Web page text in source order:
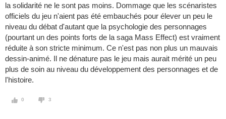
la solidarité ne le sont pas moins. Dommage que les scénaristes
officiels du jeu n'aient pas été embauchés pour élever un peu le
niveau du débat d'autant que la psychologie des personnages
(pourtant un des points forts de la saga Mass Effect) est vraiment
réduite à son stricte minimum. Ce n'est pas non plus un mauvais
dessin-animé. Il ne dénature pas le jeu mais aurait mérité un peu
plus de soin au niveau du développement des personnages et de
l'histoire.
0 3